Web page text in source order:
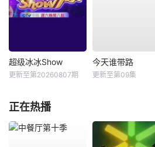
超级冰冰Show
更新至第20260807期
今天谁带路
更新至第09集
正在热播